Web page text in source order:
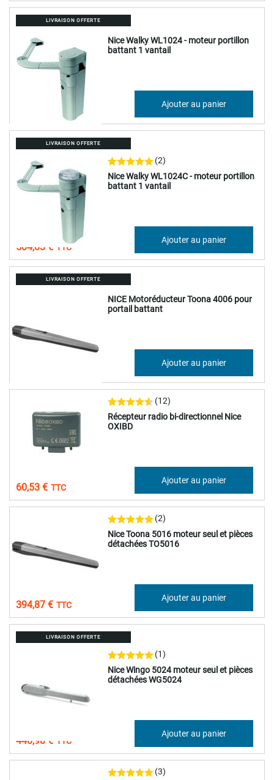
LIVRAISON OFFERTE
Nice Walky WL1024 - moteur portillon
battant 1 vantail
Ajouter au panier
LIVRAISON OFFERTE
Nice Walky WL1024C - moteur portillon
battant 1 vantail
(2)
504,03 €
Ajouter au panier
LIVRAISON OFFERTE
NICE Motoréducteur Toona 4006 pour
portail battant
Ajouter au panier
Récepteur radio bi-directionnel Nice
OXIBD
(12)
60,53 €
Ajouter au panier
Nice Toona 5016 moteur seul et pièces
détachées TO5016
(2)
394,87 €
Ajouter au panier
LIVRAISON OFFERTE
Nice Wingo 5024 moteur seul et pièces
détachées WG5024
(1)
440,98 €
Ajouter au panier
(3)